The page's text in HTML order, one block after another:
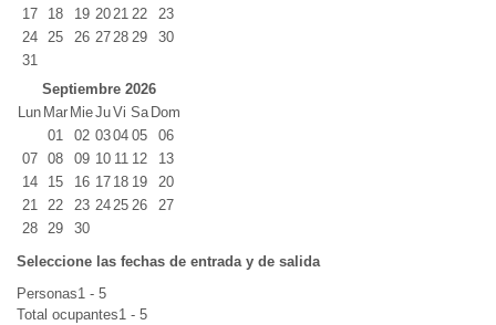
17
18 19 20 21 22
23
24
25 26 27 28 29
30
31
Septiembre 2026
Lun Mar MieJuVi Sa Dom
01
02 0304 05
06
07
08 09 10 11 12
13
14
15 16 17 18 19
20
21
22 23 24 25 26
27
28
29
30
Seleccione las fechas de entrada y de salida
Personas1 - 5
Total ocupantes1 - 5